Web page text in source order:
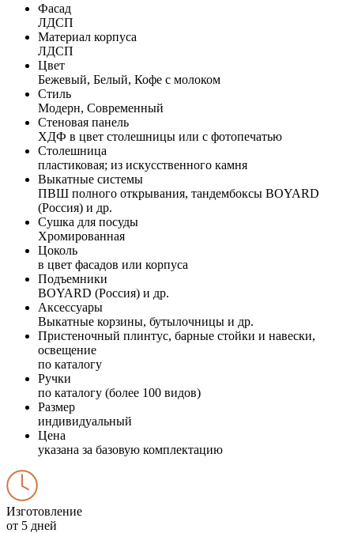
Фасад
ЛДСП
Материал корпуса
ЛДСП
Цвет
Бежевый, Белый, Кофе с молоком
Стиль
Модерн, Современный
Стеновая панель
ХДФ в цвет столешницы или с фотопечатью
Столешница
пластиковая; из искусственного камня
Выкатные системы
ПВШ полного открывания, тандембоксы BOYARD
(Россия) и др.
Сушка для посуды
Хромированная
Цоколь
в цвет фасадов или корпуса
Подъемники
BOYARD (Россия) и др.
Аксессуары
Выкатные корзины, бутылочницы и др.
Пристеночный плинтус, барные стойки и навески,
освещение
по каталогу
Ручки
по каталогу (более 100 видов)
Размер
индивидуальный
Цена
указана за базовую комплектацию
Изготовление
от 5 дней